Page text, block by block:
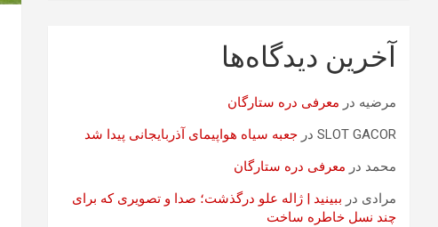
آخرین دیدگاه‌ها
مرضیه در معرفی دره ستارگان
SLOT GACOR در جعبه سیاه هواپیمای آذربایجانی پیدا شد
محمد در معرفی دره ستارگان
مرادی در ببینید | ژاله علو درگذشت؛ صدا و تصویری که برای
چند نسل خاطره ساخت